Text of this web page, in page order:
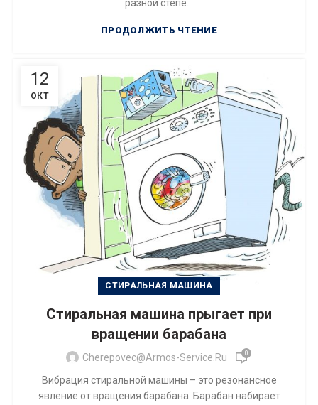
разной степе...
ПРОДОЛЖИТЬ ЧТЕНИЕ
12
ОКТ
СТИРАЛЬНАЯ МАШИНА
Стиральная машина прыгает при
вращении барабана
Cherepovec@armos-Service.ru 0
Вибрация стиральной машины – это резонансное
явление от вращения барабана. Барабан набирает